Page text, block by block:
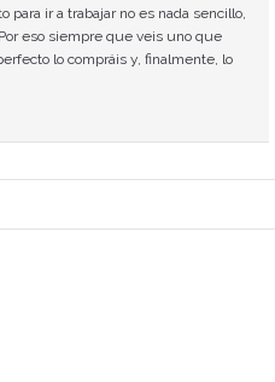
para ir a trabajar no es nada sencillo,
eso siempre que veis uno que
lo compráis y, finalmente, lo